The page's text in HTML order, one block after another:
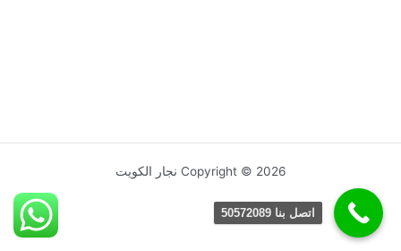
Copyright © 2026 نجار الكويت
اتصل بنا 50572089